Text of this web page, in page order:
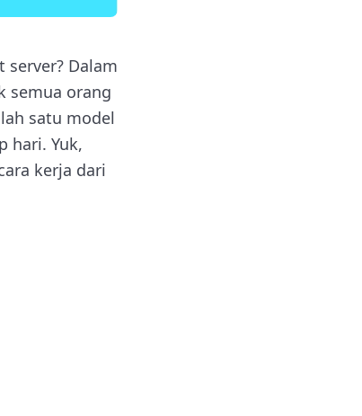
Dalam
semua orang
satu model
hari. Yuk,
kerja dari